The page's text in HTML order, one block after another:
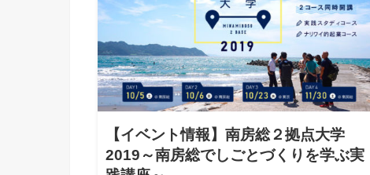
【イベント情報】南房総２拠点大学
2019～南房総でしごとづくりを学ぶ実